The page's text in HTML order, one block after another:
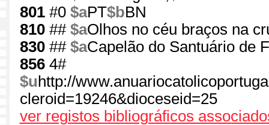
801#0 $aPT$bBN
810## $aOlhos no céu braços na
830## $aCapelão do Santuário de
8564#
$u http://
cleroid=19246&dioceseid=25
ver registos bibliográficos